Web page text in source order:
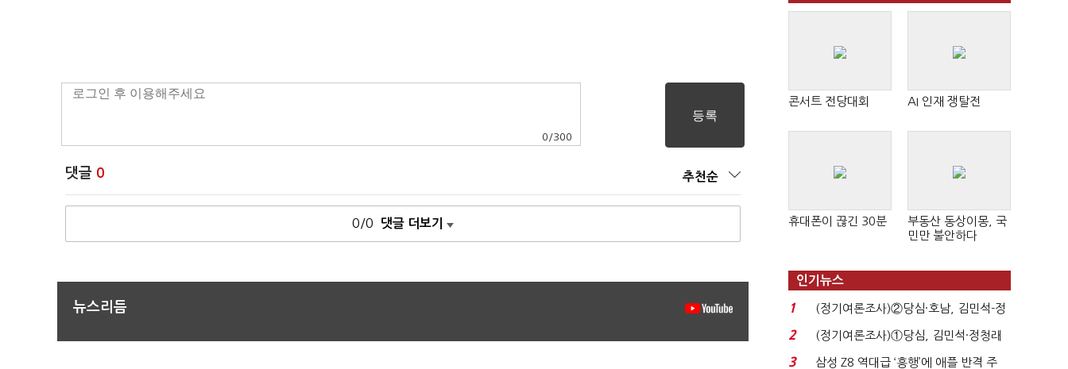
0 /300
댓글 0 추천순
0/0 댓글 더보기
뉴스리듬
콘서트 전당대회 AI 인재 쟁탈전
휴대폰이 끊긴 30분
부동산 동상이몽, 국
민만 불안하다
인기뉴스
1
(정기여론조사)②당심·호남, 김민석-정
청래 '초접전'...
2
(정기여론조사)①당심, 김민석·정청래
'초접전'…대통령 ...
3
삼성 Z8 역대급 ‘흥행’에 애플 반격 주